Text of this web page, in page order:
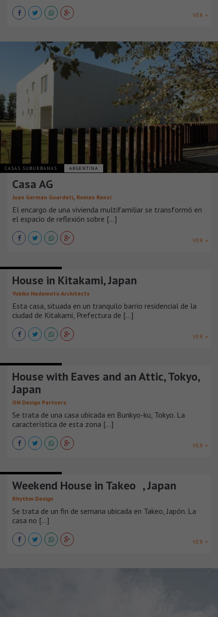
VER +
CASAS SUBURBANAS ARGENTINA
Casa AG
Juan Germán Guardati, Román Renzi
El encargo de una vivienda multifamiliar se transformó en
el espacio de reflexión sobre [...]
VER +
House in Kitakami, Japan
Yukiko Nadamoto Architects
Esta casa, situada en un tranquilo barrio residencial de la
ciudad de Kitakami, Prefectura de [...]
VER +
House with Eaves and an Attic, Tokyo,
Japan
ON Design Partners
Se trata de una casa ubicada en Bunkyo-ku, Tokyo. La
característica de esta zona [...]
VER +
Weekend House in Takeo , Japan
Rhythm Design
Se trata de un fin de semana ubicada en Takeo, Japón. La
casa no [...]
VER +